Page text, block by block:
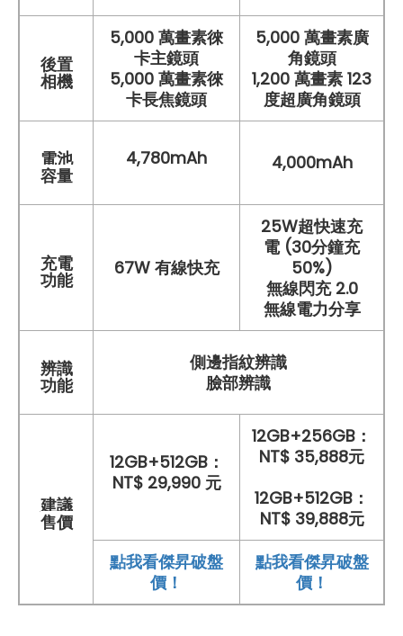
後置
相機
5,000 萬畫素徠
卡主鏡頭
5,000 萬畫素徠
卡長焦鏡頭
5,000 萬畫素廣
角鏡頭
1,200 萬畫素 123
度超廣角鏡頭
電池
容量
4,780mAh 4,000mAh
充電
功能
67W 有線快充
25W超快速充
電 (30分鐘充
50%)
無線閃充 2.0
無線電力分享
辨識
功能
側邊指紋辨識
臉部辨識
建議
售價
12GB+512GB：
NT$ 29,990 元
12GB+256GB：
NT$ 35,888元
12GB+512GB：
NT$ 39,888元
點我看傑昇破盤
價！
點我看傑昇破盤
價！